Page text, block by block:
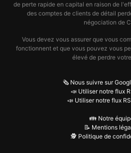
de perte rapide en capital en raison de
des comptes de clients de détail
négociation de
Vous devez vous assurer que vous
fonctionnent et que vous pouvez vous
élevé de perdre
🗞️ Nous suivre sur
📣 Utiliser notre flux
📣 Utiliser notre flux
👪 Notre
📝 Mentions
🕵️ Politique de